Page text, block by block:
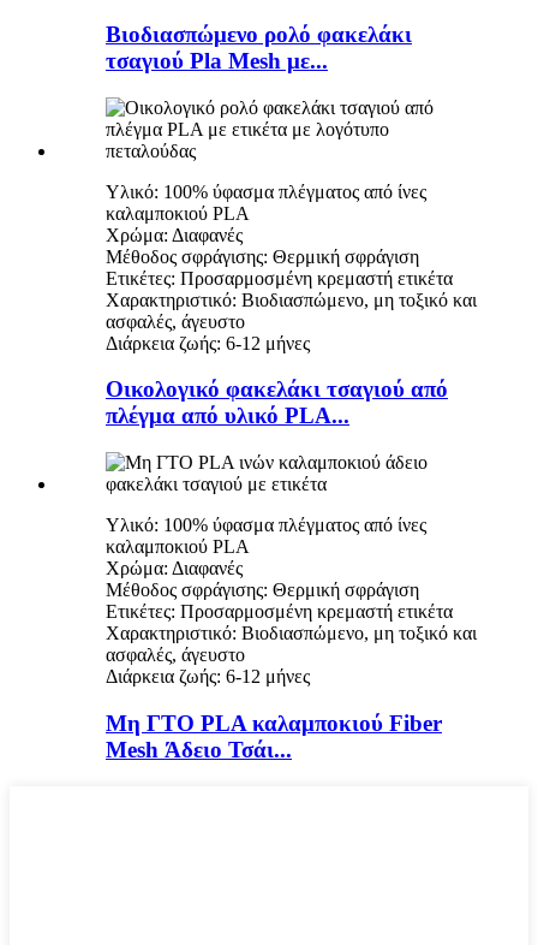
Βιοδιασπώμενο ρολό φακελάκι
τσαγιού Pla Mesh με...
Υλικό: 100% ύφασμα πλέγματος από ίνες
καλαμποκιού PLA
Χρώμα: Διαφανές
Μέθοδος σφράγισης: Θερμική σφράγιση
Ετικέτες: Προσαρμοσμένη κρεμαστή ετικέτα
Χαρακτηριστικό: Βιοδιασπώμενο, μη τοξικό και
ασφαλές, άγευστο
Διάρκεια ζωής: 6-12 μήνες
Οικολογικό φακελάκι τσαγιού από
πλέγμα από υλικό PLA...
Υλικό: 100% ύφασμα πλέγματος από ίνες
καλαμποκιού PLA
Χρώμα: Διαφανές
Μέθοδος σφράγισης: Θερμική σφράγιση
Ετικέτες: Προσαρμοσμένη κρεμαστή ετικέτα
Χαρακτηριστικό: Βιοδιασπώμενο, μη τοξικό και
ασφαλές, άγευστο
Διάρκεια ζωής: 6-12 μήνες
Μη ΓΤΟ PLA καλαμποκιού Fiber
Mesh Άδειο Τσάι...